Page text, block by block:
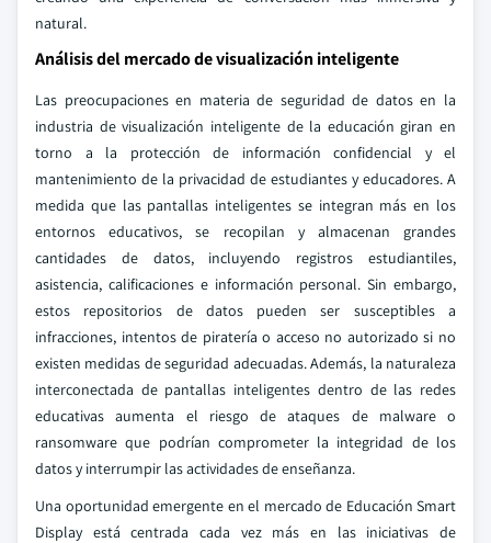
natural.
Análisis del mercado de visualización inteligente
Las preocupaciones en materia de seguridad de datos en la
industria de visualización inteligente de la educación giran en
torno a la protección de información confidencial y el
mantenimiento de la privacidad de estudiantes y educadores. A
medida que las pantallas inteligentes se integran más en los
entornos educativos, se recopilan y almacenan grandes
cantidades de datos, incluyendo registros estudiantiles,
asistencia, calificaciones e información personal. Sin embargo,
estos repositorios de datos pueden ser susceptibles a
infracciones, intentos de piratería o acceso no autorizado si no
existen medidas de seguridad adecuadas. Además, la naturaleza
interconectada de pantallas inteligentes dentro de las redes
educativas aumenta el riesgo de ataques de malware o
ransomware que podrían comprometer la integridad de los
datos y interrumpir las actividades de enseñanza.
Una oportunidad emergente en el mercado de Educación Smart
Display está centrada cada vez más en las iniciativas de